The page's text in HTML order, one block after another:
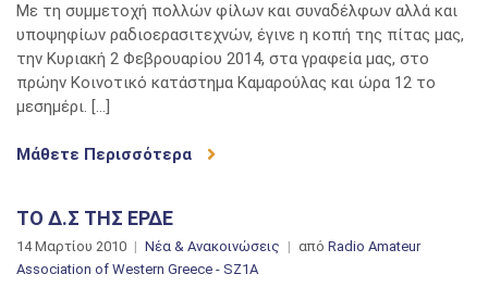
Με τη συμμετοχή πολλών φίλων και συναδέλφων αλλά και
υποψηφίων ραδιοερασιτεχνών, έγινε η κοπή της πίτας μας,
την Κυριακή 2 Φεβρουαρίου 2014, στα γραφεία μας, στο
πρώην Κοινοτικό κατάστημα Καμαρούλας και ώρα 12 το
μεσημέρι. […]
Μάθετε Περισσότερα
ΤΟ Δ.Σ ΤΗΣ ΕΡΔΕ
14 Μαρτίου 2010 Νέα & Ανακοινώσεις από Radio Amateur
Association of Western Greece - SZ1A